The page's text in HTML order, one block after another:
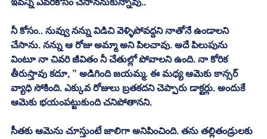
నీ కోసం.. నువ్వు నన్ను విడిచి వెళ్ళిపోవద్దని నాతోనే ఉండాలని
చేసాను. నన్ను ఆ రోజు అమ్మా అని పిలచావు. అదే పిలుపును
వింటూ నా చివరి జీవితం నీ చేతుల్లో పోవాలని ఉంది. నా కోరిక
తీరుస్తావు కదూ, ” అడిగింది జయమ్మ. ఈ మధ్య ఆమెకు కాన్సర్
వ్యాధి సోకింది. ఎక్కువ రోజులు బ్రతకదని చెప్పారు డాక్టర్లు. అందుకే
ఆమెకు భయంపట్టుకుంది చనిపోతానని.
సీతకు ఆమెను చూస్తుంటే జాలిగా అనిపించింది. తను తల్లితండ్రులకు